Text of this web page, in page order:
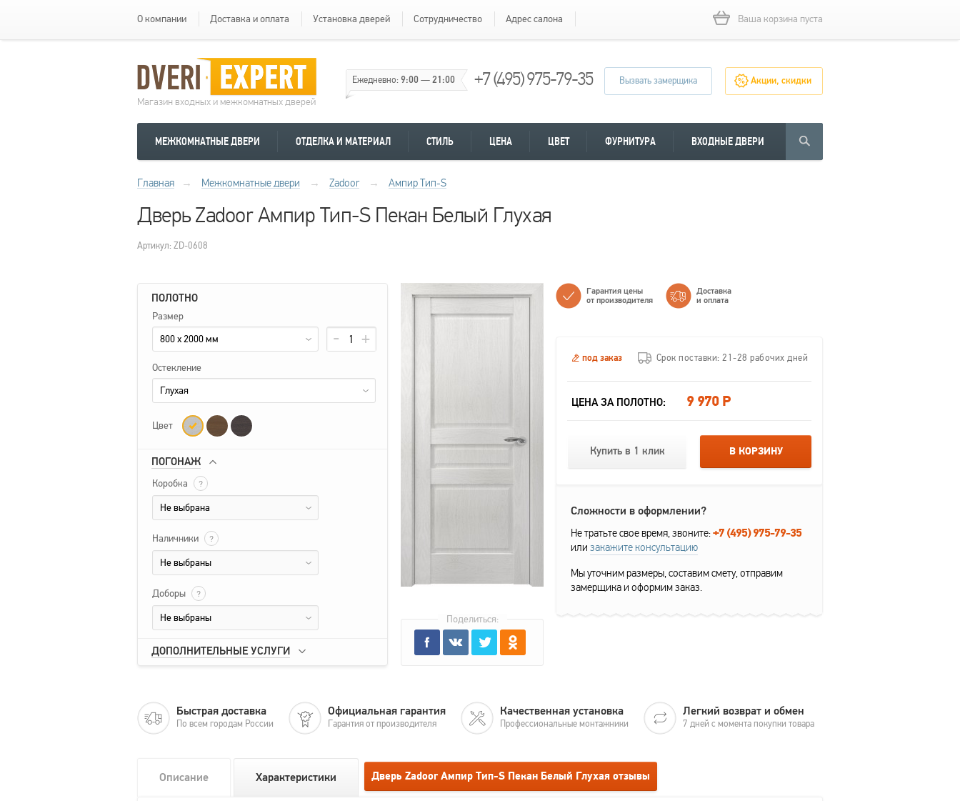
О компании Доставка и оплата Установка дверей Сотрудничество Адрес салона Ваша корзина пуста
Магазин входных и межкомнатных дверей
Ежедневно:9:00—21:00 +7 (495) 975-79-35 Вызвать замерщика Акции, скидки
МЕЖКОМНАТНЫЕ ДВЕРИ ОТДЕЛКА И МАТЕРИАЛ СТИЛЬ ЦЕНА ЦВЕТ ФУРНИТУРА ВХОДНЫЕ ДВЕРИ
Главная → Межкомнатные двери → Zadoor → Ампир Тип-S
Дверь Zadoor Ампир Тип-S Пекан Белый Глухая
Артикул: ZD-0608
ПОЛОТНО
Размер
800 x 2000 мм
Остекление
Глухая
Цвет
ПОГОНАЖ
Коробка ?
Не выбрана
Наличники ?
Не выбраны
Доборы ?
Не выбраны
ДОПОЛНИТЕЛЬНЫЕ УСЛУГИ
Поделиться:
Гарантия цены
от производителя
Доставка
и оплата
под заказ Срок поставки: 21-28 рабочих дней
ЦЕНА ЗА ПОЛОТНО: 9 970 Р
Купить в 1 клик В КОРЗИНУ
Сложности в оформлении?
Не тратьте свое время, звоните:+7 (495) 975-79-35
или закажите консультацию
Мы уточним размеры, составим смету, отправим
замерщика и оформим заказ.
Быстрая доставка
По всем городам России
Официальная гарантия
Гарантия от производителя
Качественная установка
Профессиональные монтажники
Легкий возврат и обмен
7 дней с момента покупки товара
Описание Характеристики Дверь Zadoor Ампир Тип-S Пекан Белый Глухая отзывы